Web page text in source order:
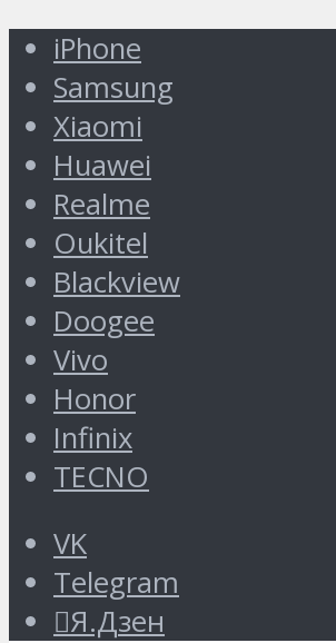
iPhone
Samsung
Xiaomi
Huawei
Realme
Oukitel
Blackview
Doogee
Vivo
Honor
Infinix
TECNO
VK
Telegram
Я.Дзен